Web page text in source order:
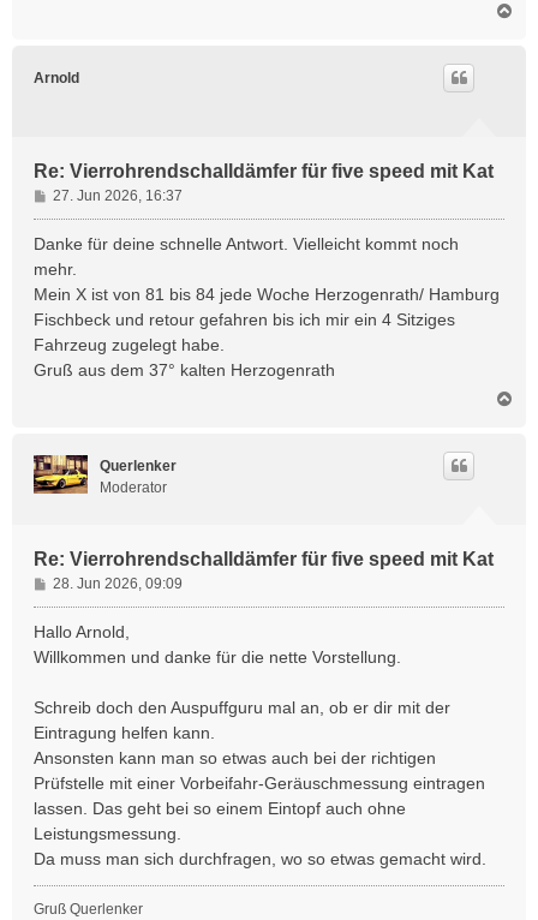
Arnold
Re: Vierrohrendschalldämfer für five speed mit Kat
B
e
i
a
g
27. Jun 2026, 16:37
Danke für deine schnelle Antwort. Vielleicht kommt noch
mehr.
Mein X ist von 81 bis 84 jede Woche Herzogenrath/ Hamburg
Fischbeck und retour gefahren bis ich mir ein 4 Sitziges
Fahrzeug zugelegt habe.
Gruß aus dem 37° kalten Herzogenrath
Querlenker
Moderator
Re: Vierrohrendschalldämfer für five speed mit Kat
B
e
i
t
g
28. Jun 2026, 09:09
Hallo Arnold,
Willkommen und danke für die nette Vorstellung.
Schreib doch den Auspuffguru mal an, ob er dir mit der
Eintragung helfen kann.
Ansonsten kann man so etwas auch bei der richtigen
Prüfstelle mit einer Vorbeifahr-Geräuschmessung eintragen
lassen. Das geht bei so einem Eintopf auch ohne
Leistungsmessung.
Da muss man sich durchfragen, wo so etwas gemacht wird.
Gruß Querlenker